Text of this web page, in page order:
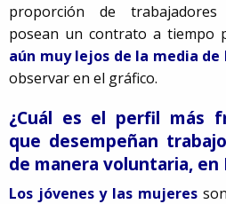
proporción de trabajadores
posean un contrato a tiempo
aún muy lejos de la media de
observar en el gráfico.
¿Cuál es el perfil más
que desempeñan
de manera voluntaria, en
Los jóvenes y las mujeres